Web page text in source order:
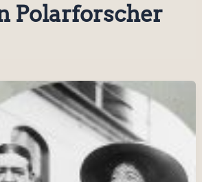
Polarforscher